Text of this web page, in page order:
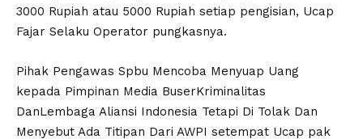
3000 Rupiah atau 5000 Rupiah setiap pengisian, Ucap
Fajar Selaku Operator pungkasnya.
Pihak Pengawas Spbu Mencoba Menyuap Uang
kepada Pimpinan Media BuserKriminalitas
DanLembaga Aliansi Indonesia Tetapi Di Tolak Dan
Menyebut Ada Titipan Dari AWPI setempat Ucap pak